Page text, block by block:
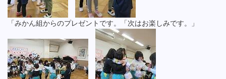
「みかん組からのプレゼントです。「次はお楽しみです。」